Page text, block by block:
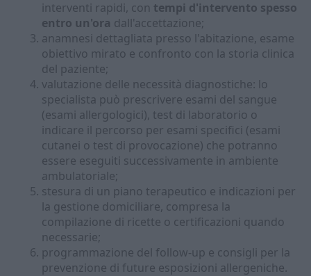
interventi rapidi, con tempi d'intervento spesso
entro un'ora dall'accettazione;
anamnesi dettagliata presso l'abitazione, esame
obiettivo mirato e confronto con la storia clinica
del paziente;
valutazione delle necessità diagnostiche: lo
specialista può prescrivere esami del sangue
(esami allergologici), test di laboratorio o
indicare il percorso per esami specifici (esami
cutanei o test di provocazione) che potranno
essere eseguiti successivamente in ambiente
ambulatoriale;
stesura di un piano terapeutico e indicazioni per
la gestione domiciliare, compresa la
compilazione di ricette o certificazioni quando
necessarie;
programmazione del follow-up e consigli per la
prevenzione di future esposizioni allergeniche.